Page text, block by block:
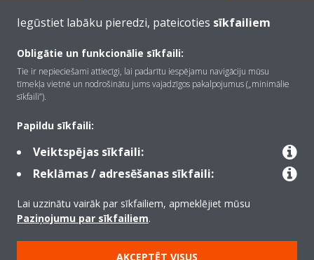
Par Daikin
Kontaktinformācija
Produkti
Iegūstiet labāku pieredzi, pateicoties sīkfailiem
Obligātie un funkcionālie sīkfaili:
Tie ir nepieciešami attiecīgi, lai padarītu iespējamu navigāciju mūsu
tīmekļa vietnē un nodrošinātu jums vajadzīgos pakalpojumus („minimālie
sīkfaili”).
Papildu sīkfaili:
Veiktspējas sīkfaili:
Reklāmas / adresēšanas sīkfaili:
Lai uzzinātu vairāk par sīkfailiem, apmeklējiet mūsu
Paziņojumu par sīkfailiem.
AKCEPTĒT VISUS